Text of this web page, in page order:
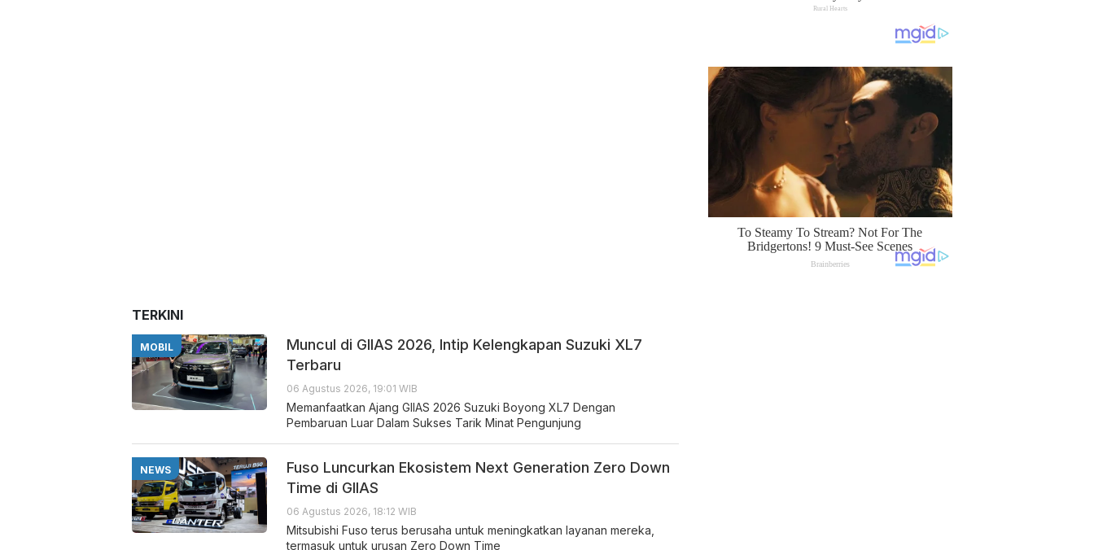
TERKINI
MOBIL
Muncul di GIIAS 2026, Intip Kelengkapan Suzuki XL7
Terbaru
06 Agustus 2026, 19:01 WIB
Memanfaatkan Ajang GIIAS 2026 Suzuki Boyong XL7 Dengan
Pembaruan Luar Dalam Sukses Tarik Minat Pengunjung
NEWS
Fuso Luncurkan Ekosistem Next Generation Zero Down
Time di GIIAS
06 Agustus 2026, 18:12 WIB
Mitsubishi Fuso terus berusaha untuk meningkatkan layanan mereka,
termasuk untuk urusan Zero Down Time